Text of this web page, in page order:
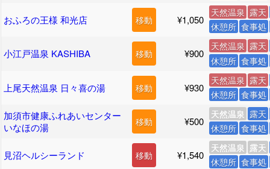
おふろの王様 和光店 移動 ¥1,050
天然温泉 露天
休憩所 食事処
小江戸温泉 KASHIBA 移動 ¥900
天然温泉 露天
休憩所 食事処
上尾天然温泉 日々喜の湯 移動 ¥930
天然温泉 露天
休憩所 食事処
加須市健康ふれあいセンター
いなほの湯
移動 ¥500
天然温泉 露天
休憩所 食事処
見沼ヘルシーランド 移動 ¥1,540
天然温泉 露天
休憩所 食事処